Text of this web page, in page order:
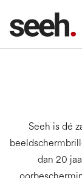
Seeh is dé
dan 20